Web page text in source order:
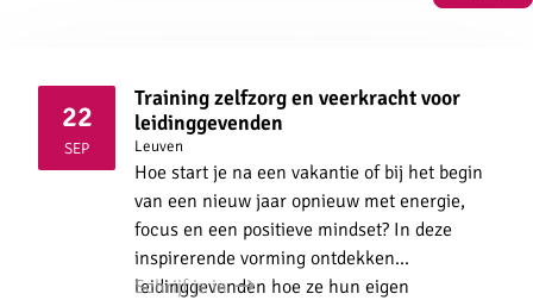
22
SEP2026
Training zelfzorg en veerkracht voor
leidinggevenden
Leuven
Hoe start je na een vakantie of bij het begin
van een nieuw jaar opnieuw met energie,
focus en een positieve mindset? In deze
inspirerende vorming ontdekken
leidinggevenden hoe ze hun eigen
Schrijf je in